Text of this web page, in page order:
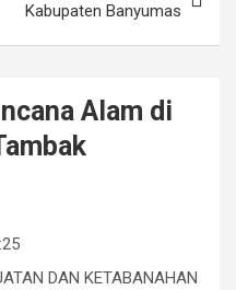
Kabupaten Banyumas
Alam di
DAN KETABANAHAN